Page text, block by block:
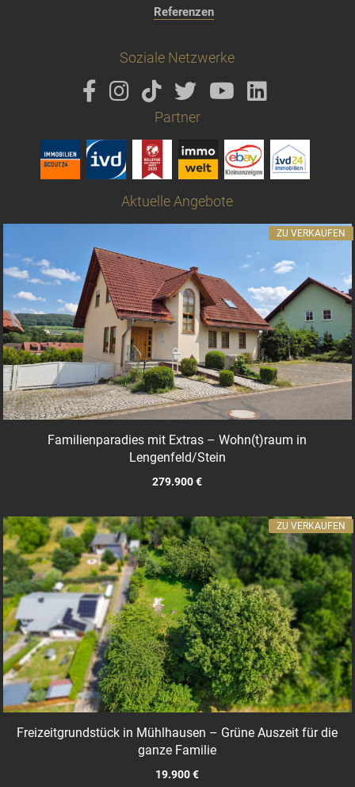
Referenzen
Soziale Netzwerke
Partner
Aktuelle Angebote
Familienparadies mit Extras – Wohn(t)raum in
Lengenfeld/Stein
279.900 €
ZU VERKAUFEN
Freizeitgrundstück in Mühlhausen – Grüne Auszeit für die
ganze Familie
19.900 €
ZU VERKAUFEN